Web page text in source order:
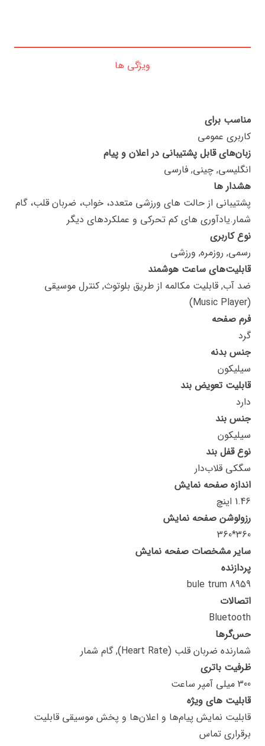
ویژگی ها
مناسب برای
کاربری عمومی
زبان‌های قابل پشتیبانی در اعلان و پیام
انگلیسی, چینی, فارسی
هشدار ها
پشتیبانی از حالت های ورزشی متعدد، خواب، ضربان قلب، گام
شمار.یادآوری های کم تحرکی و عملکردهای دیگر
نوع کاربری
رسمی, روزمره, ورزشی
قابلیت‌های ساعت هوشمند
ضد آب, قابلیت مکالمه از طریق بلوتوث, کنترل موسیقی
(Music Player)
فرم صفحه
گرد
جنس بدنه
سیلیکون
قابلیت تعویض بند
دارد
جنس بند
سیلیکون
نوع قفل بند
سگکی قلاب‌دار
اندازه صفحه نمایش
1.46 اینچ
رزولوشن صفحه نمایش
360*360
سایر مشخصات صفحه نمایش
پردازنده
bule trum 8959
اتصالات
Bluetooth
حس‌گرها
شمارنده ضربان قلب (Heart Rate), گام شمار
ظرفیت باتری
300 میلی آمپر ساعت
قابلیت های ویژه
قابلیت نمایش پیام‌ها و اعلان‌ها و پخش موسیقی قابلیت
برقراری تماس